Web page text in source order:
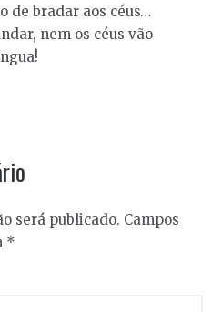
de bradar aos céus…
nem os céus vão
será publicado. Campos
*